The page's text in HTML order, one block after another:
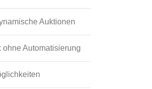
Auktionen
Automatisierung